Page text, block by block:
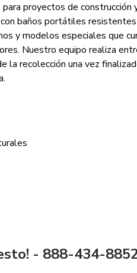
proyectos de
baños portátiles
y modelos especiales que
Nuestro equipo realiza
la recolección una vez
- 888-434-